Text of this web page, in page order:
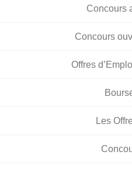
Concours
Concours
Offres
Les